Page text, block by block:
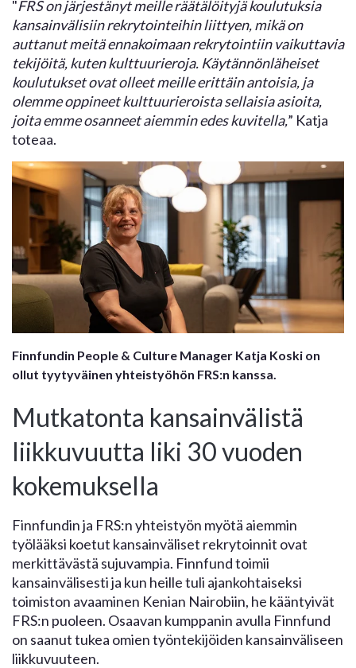
"FRS on järjestänyt meille räätälöityjä koulutuksia
kansainvälisiin rekrytointeihin liittyen, mikä on
auttanut meitä ennakoimaan rekrytointiin vaikuttavia
tekijöitä, kuten kulttuurieroja. Käytännönläheiset
koulutukset ovat olleet meille erittäin antoisia, ja
olemme oppineet kulttuurieroista sellaisia asioita,
joita emme osanneet aiemmin edes kuvitella,” Katja
toteaa.
Finnfundin People & Culture Manager Katja Koski on
ollut tyytyväinen yhteistyöhön FRS:n kanssa.
Mutkatonta kansainvälistä
liikkuvuutta liki 30 vuoden
kokemuksella
Finnfundin ja FRS:n yhteistyön myötä aiemmin
työlääksi koetut kansainväliset rekrytoinnit ovat
merkittävästä sujuvampia. Finnfund toimii
kansainvälisesti ja kun heille tuli ajankohtaiseksi
toimiston avaaminen Kenian Nairobiin, he kääntyivät
FRS:n puoleen. Osaavan kumppanin avulla Finnfund
on saanut tukea omien työntekijöiden kansainväliseen
liikkuvuuteen.